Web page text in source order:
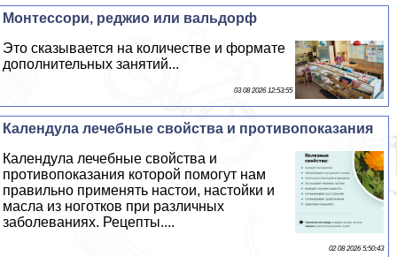
Монтессори, реджио или вальдорф
Это сказывается на количестве и формате
дополнительных занятий...
03 08 2026 12:53:55
Календула лечебные свойства и противопоказания
Календула лечебные свойства и
противопоказания которой помогут нам
правильно применять настои, настойки и
масла из ноготков при различных
заболеваниях. Рецепты....
02 08 2026 5:50:43